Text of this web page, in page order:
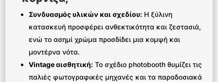
Συνδυασμός υλικών και σχεδίου: Η ξύλινη
κατασκευή προσφέρει ανθεκτικότητα και ζεστασιά,
ενώ το ασημί χρώμα προσδίδει μια κομψή και
μοντέρνα νότα.
Vintage αισθητική: Το σχέδιο photobooth θυμίζει τις
παλιές φωτογραφικές μηχανές και τα παραδοσιακά